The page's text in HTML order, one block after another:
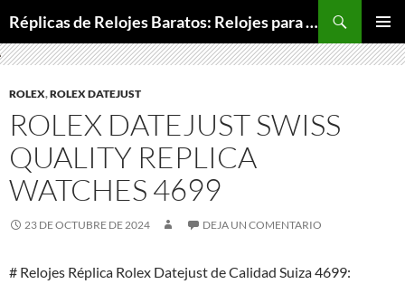
Réplicas de Relojes Baratos: Relojes para Todos los Bolsillos, Relojes de Lujo a Precios Bajos
MENÚ
AL
ROLEX,ROLEX DATEJUST
ROLEX DATEJUST SWISS
QUALITY REPLICA
WATCHES 4699
23 DE OCTUBRE DE 2024 DEJA UN COMENTARIO
# Relojes Réplica Rolex Datejust de Calidad Suiza 4699: